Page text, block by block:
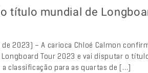
título mundial de
de 2023) – A carioca Chloé Calmon
Tour 2023 e vai disputar o
classificação para as quartas de […]